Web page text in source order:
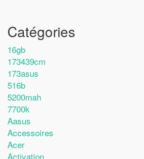
Catégories
16gb
173439cm
173asus
516b
5200mah
7700k
Aasus
Accessoires
Acer
Activation